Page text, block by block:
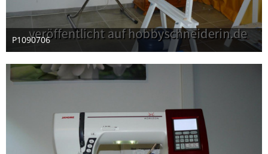
P1090706
30. Dezember 2012